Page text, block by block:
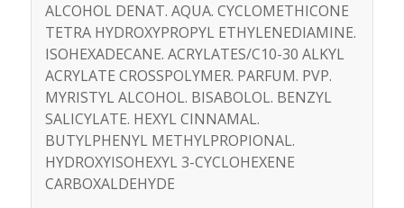
ALCOHOL DENAT. AQUA. CYCLOMETHICONE
TETRA HYDROXYPROPYL ETHYLENEDIAMINE.
ISOHEXADECANE. ACRYLATES/C10-30 ALKYL
ACRYLATE CROSSPOLYMER. PARFUM. PVP.
MYRISTYL ALCOHOL. BISABOLOL. BENZYL
SALICYLATE. HEXYL CINNAMAL.
BUTYLPHENYL METHYLPROPIONAL.
HYDROXYISOHEXYL 3-CYCLOHEXENE
CARBOXALDEHYDE